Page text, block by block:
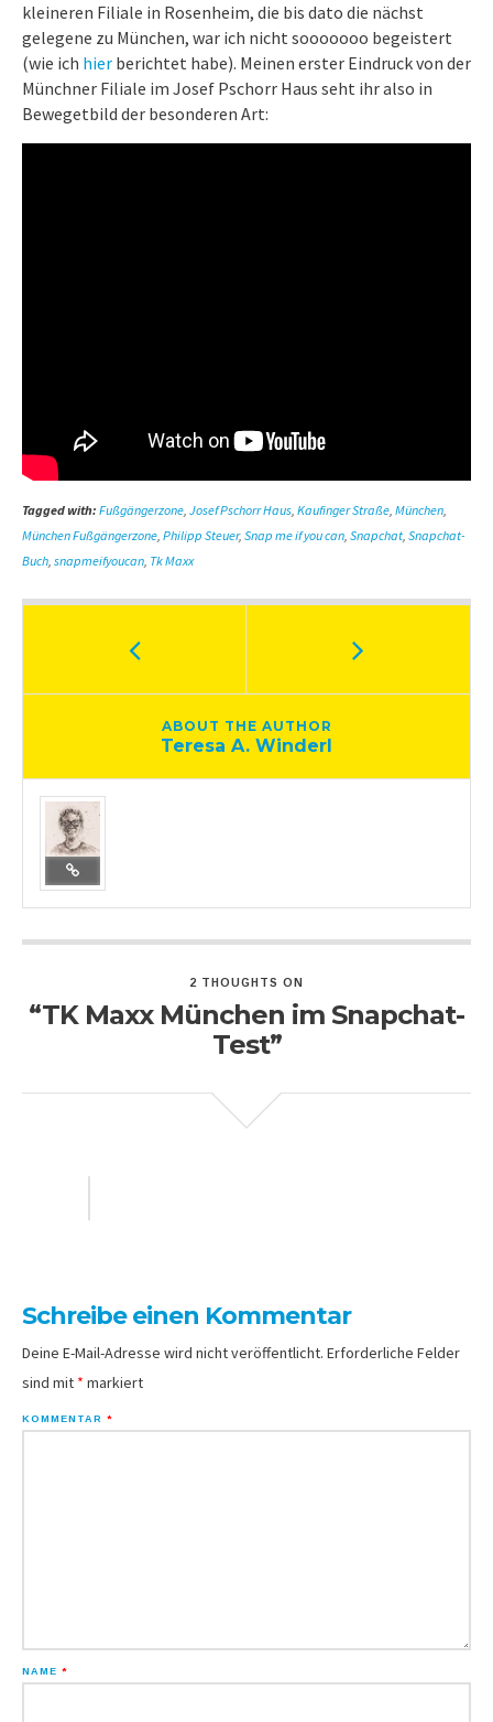
kleineren Filiale in Rosenheim, die bis dato die nächst
gelegene zu München, war ich nicht sooooooo begeistert
(wie ich hier berichtet habe). Meinen erster Eindruck von der
Münchner Filiale im Josef Pschorr Haus seht ihr also in
Bewegetbild der besonderen Art:
Tagged with: Fußgängerzone, Josef Pschorr Haus, Kaufinger Straße, München,
München Fußgängerzone, Philipp Steuer, Snap me if you can, Snapchat, Snapchat-
Buch, snapmeifyoucan, Tk Maxx
ABOUT THE AUTHOR
Teresa A. Winderl
2 THOUGHTS ON
“TK Maxx München im Snapchat-
Test”
Schreibe einen Kommentar
Deine E-Mail-Adresse wird nicht veröffentlicht. Erforderliche Felder
sind mit * markiert
KOMMENTAR *
NAME *